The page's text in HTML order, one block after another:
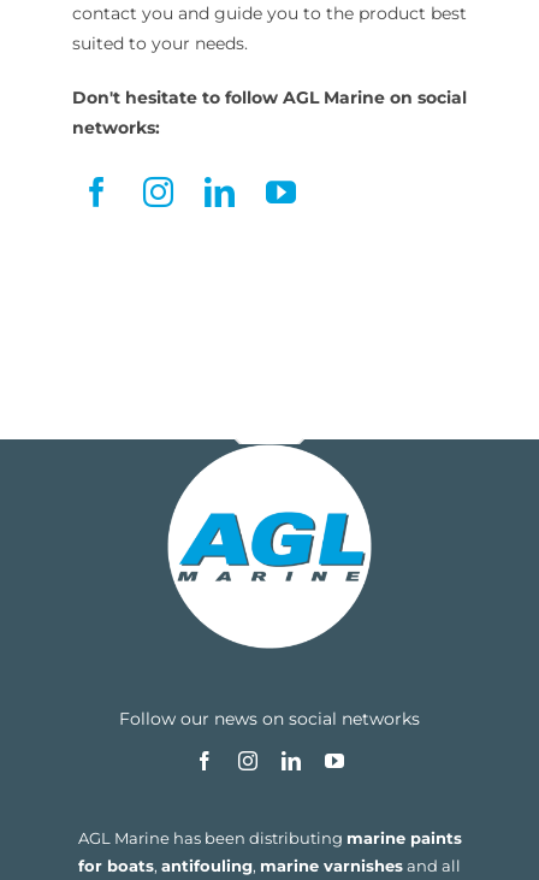
contact you and guide you to the product best
suited to your needs.
Don't hesitate to follow AGL Marine on social
networks:
Follow our news on social networks
AGL Marine has been distributing marine paints
for boats, antifouling, marine varnishesand all